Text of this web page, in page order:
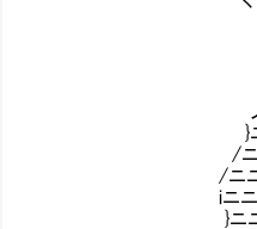
}ﾆニ={ .l::. ::.
|ニニﾆ, |::. ::.
{ニニﾆi |::. ::.
lニニﾆ| |::. ::.
ノニﾆﾆ=} ／::.
}ニニニﾆi ヽ::.
/ニニニﾆﾆｌ ＼
/ニニニニﾆﾆi
iニニニニニﾆ
}ニニニニﾆ=i